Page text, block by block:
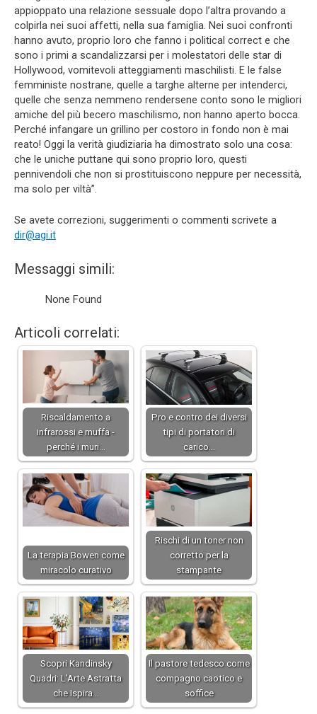
appioppato una relazione sessuale dopo l’altra provando a
colpirla nei suoi affetti, nella sua famiglia. Nei suoi confronti
hanno avuto, proprio loro che fanno i political correct e che
sono i primi a scandalizzarsi per i molestatori delle star di
Hollywood, vomitevoli atteggiamenti maschilisti. E le false
femministe nostrane, quelle a targhe alterne per intenderci,
quelle che senza nemmeno rendersene conto sono le migliori
amiche del più becero maschilismo, non hanno aperto bocca.
Perché infangare un grillino per costoro in fondo non è mai
reato! Oggi la verità giudiziaria ha dimostrato solo una cosa:
che le uniche puttane qui sono proprio loro, questi
pennivendoli che non si prostituiscono neppure per necessità,
ma solo per viltà”.
Se avete correzioni, suggerimenti o commenti scrivete a
dir@agi.it
Messaggi simili:
None Found
Articoli correlati:
Riscaldamento a
infrarossi e muffa -
perché i muri…
Pro e contro dei diversi
tipi di portatori di
carico…
La terapia Bowen come
miracolo curativo
Rischi di un toner non
corretto per la
stampante
Scopri Kandinsky
Quadri: L’Arte Astratta
che Ispira…
Il pastore tedesco come
compagno caotico e
soffice